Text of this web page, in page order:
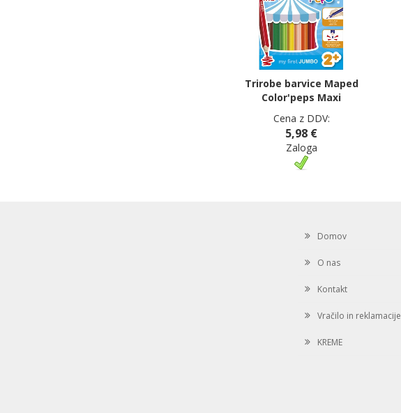
Trirobe barvice Maped
Color'peps Maxi
Cena z DDV:
5,98 €
Zaloga
Domov
O nas
Kontakt
Vračilo in reklamacije
KREME